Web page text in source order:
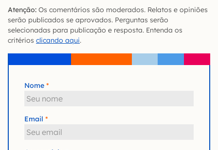
Atenção: Os comentários são moderados. Relatos e opiniões
serão publicados se aprovados. Perguntas serão
selecionadas para publicação e resposta. Entenda os
critérios clicando aqui.
Nome
Email